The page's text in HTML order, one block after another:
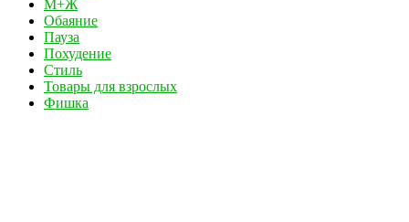
М+Ж
Обаяние
Пауза
Похудение
Стиль
Товары для взрослых
Фишка